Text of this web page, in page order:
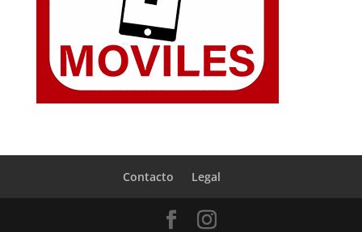
Contacto Legal